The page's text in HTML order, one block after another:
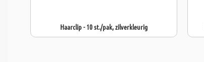
Haarclip - 10 st./pak, zilverkleurig